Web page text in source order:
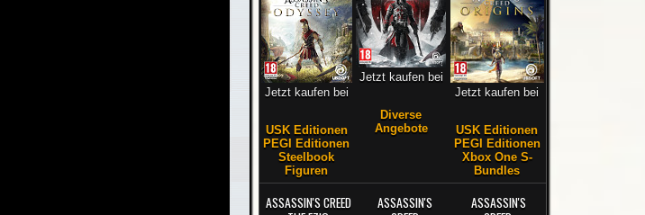
Jetzt kaufen bei
USK Editionen
PEGI Editionen
Steelbook
Figuren
Jetzt kaufen bei
Diverse
Angebote
Jetzt kaufen bei
USK Editionen
PEGI Editionen
Xbox One S-
Bundles
ASSASSIN'S CREED
ASSASSIN'S
ASSASSIN'S